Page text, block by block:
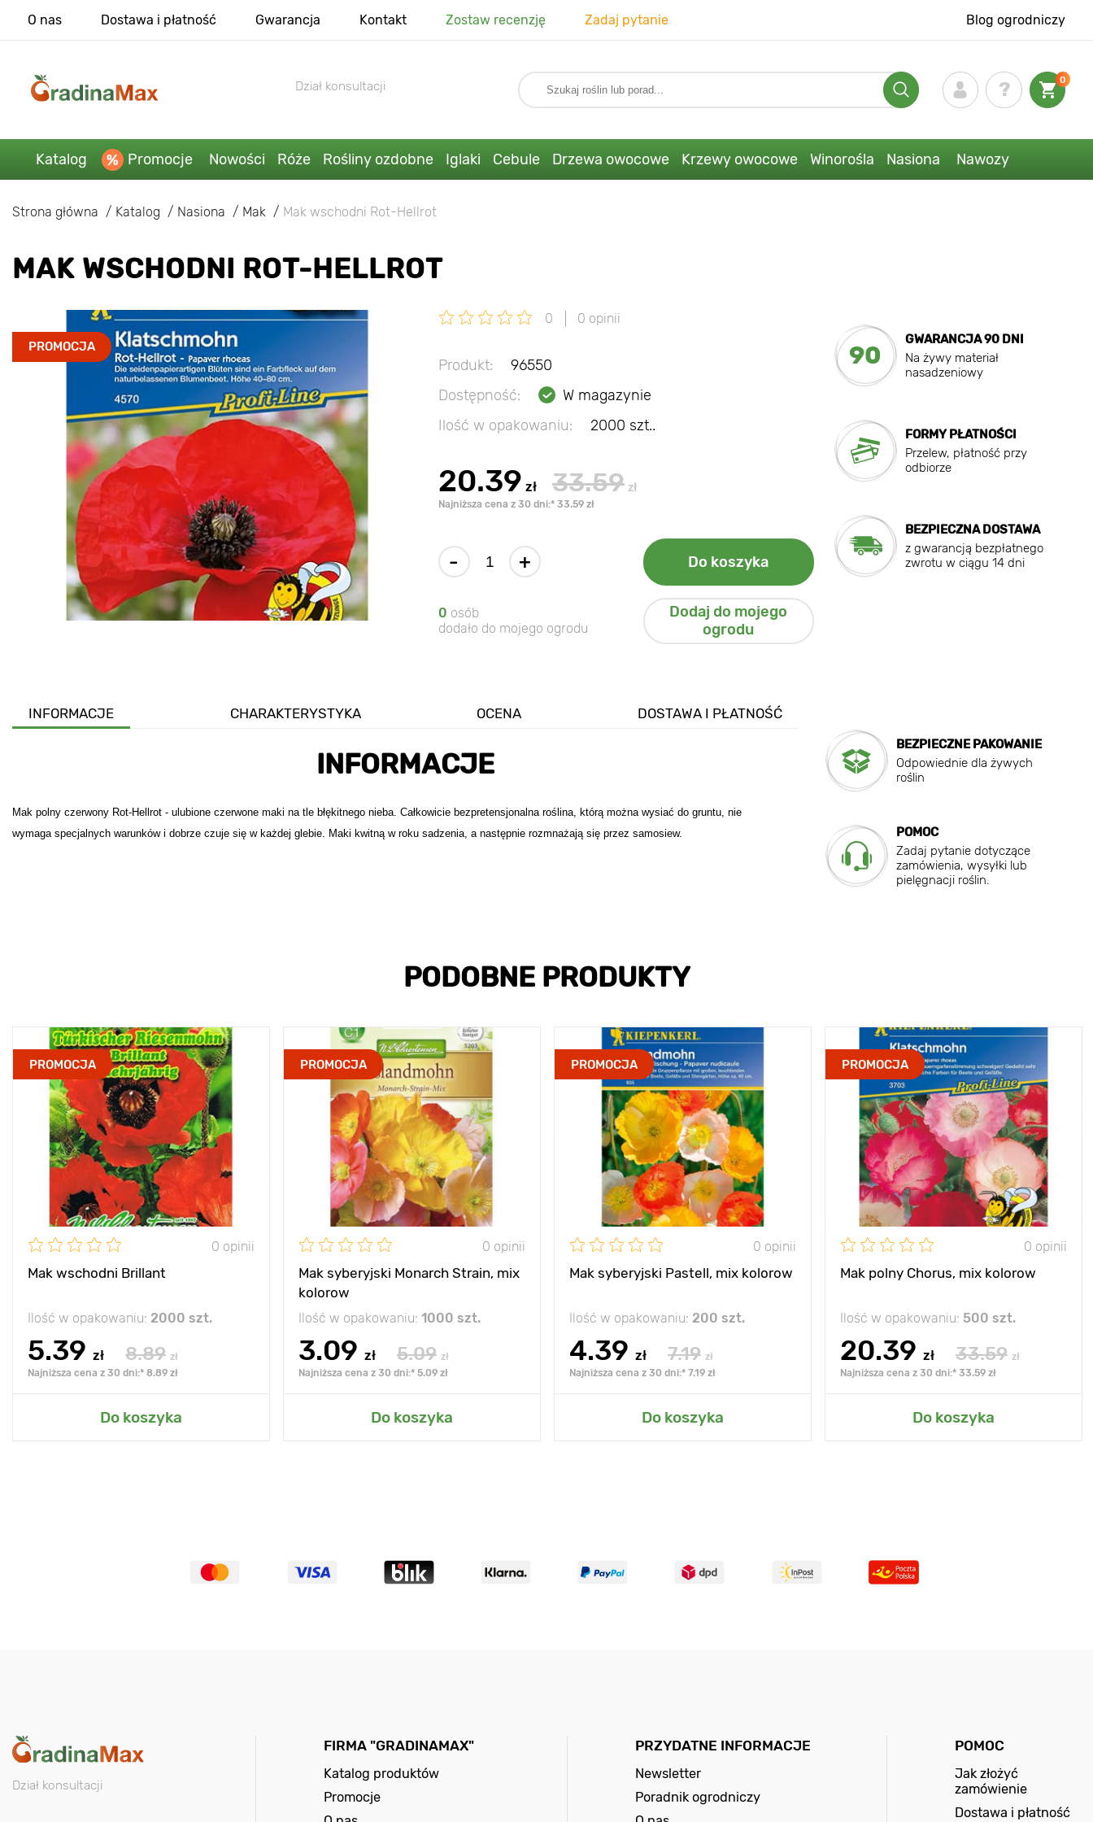
O nas Dostawa i płatność Gwarancja Kontakt Zostaw recenzję Zadaj pytanie Blog ogrodniczy
Dział konsultacji 0
Katalog Promocje Nowości Róże Rośliny ozdobne Iglaki Cebule Drzewa owocowe Krzewy owocowe Winorośla Nasiona Nawozy
Strona główna Katalog Nasiona Mak Mak wschodni Rot-Hellrot
MAK WSCHODNI ROT-HELLROT
PROMOCJA
0 0 opinii
Produkt:
96550
Dostępność:
W magazynie
Ilość w opakowaniu:
2000 szt..
20.39 zł 33.59 zł
Najniższa cena z 30 dni:* 33.59 zł
- + Do koszyka
0 osób
dodało do mojego ogrodu
Dodaj do mojego
ogrodu
90
GWARANCJA 90 DNI
Na żywy materiał
nasadzeniowy
FORMY PŁATNOŚCI
Przelew, płatność przy
odbiorze
BEZPIECZNA DOSTAWA
z gwarancją bezpłatnego
zwrotu w ciągu 14 dni
INFORMACJE CHARAKTERYSTYKA OCENA DOSTAWA I PŁATNOŚĆ
INFORMACJE
Mak polny czerwony Rot-Hellrot - ulubione czerwone maki na tle błękitnego nieba. Całkowicie bezpretensjonalna roślina, którą można wysiać do gruntu, nie
wymaga specjalnych warunków i dobrze czuje się w każdej glebie. Maki kwitną w roku sadzenia, a następnie rozmnażają się przez samosiew.
BEZPIECZNE PAKOWANIE
Odpowiednie dla żywych
roślin
POMOC
Zadaj pytanie dotyczące
zamówienia, wysyłki lub
pielęgnacji roślin.
PODOBNE PRODUKTY
PROMOCJA
0 opinii
Mak wschodni Brillant
Ilość w opakowaniu: 2000 szt.
5.39 zł 8.89 zł
Najniższa cena z 30 dni:* 8.89 zł
Do koszyka
PROMOCJA
0 opinii
Mak syberyjski Monarch Strain, mix
kolorow
Ilość w opakowaniu: 1000 szt.
3.09 zł 5.09 zł
Najniższa cena z 30 dni:* 5.09 zł
Do koszyka
PROMOCJA
0 opinii
Mak syberyjski Pastell, mix kolorow
Ilość w opakowaniu: 200 szt.
4.39 zł 7.19 zł
Najniższa cena z 30 dni:* 7.19 zł
Do koszyka
PROMOCJA
0 opinii
Mak polny Chorus, mix kolorow
Ilość w opakowaniu: 500 szt.
20.39 zł 33.59 zł
Najniższa cena z 30 dni:* 33.59 zł
Do koszyka
Dział konsultacji
FIRMA "GRADINAMAX"
Katalog produktów
Promocje
PRZYDATNE INFORMACJE
Newsletter
Poradnik ogrodniczy
POMOC
Jak złożyć
zamówienie
Dostawa i płatność